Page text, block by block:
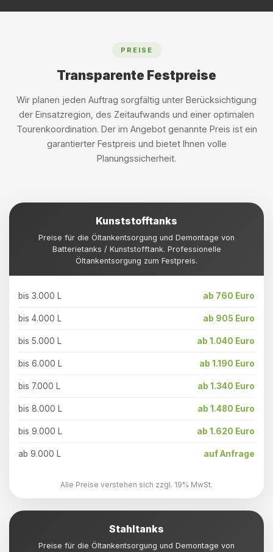
PREISE
Transparente Festpreise
Wir planen jeden Auftrag sorgfältig unter Berücksichtigung
der Einsatzregion, des Zeitaufwands und einer optimalen
Tourenkoordination. Der im Angebot genannte Preis ist ein
garantierter Festpreis und bietet Ihnen volle
Planungssicherheit.
Kunststofftanks
Preise für die Öltankentsorgung und Demontage von
Batterietanks / Kunststofftank. Professionelle
Öltankentsorgung zum Festpreis.
bis 3.000 L ab 760 Euro
bis 4.000 L ab 905 Euro
bis 5.000 L ab 1.040 Euro
bis 6.000 L ab 1.190 Euro
bis 7.000 L ab 1.340 Euro
bis 8.000 L ab 1.480 Euro
bis 9.000 L ab 1.620 Euro
ab 9.000 L auf Anfrage
Alle Preise verstehen sich zzgl. 19% MwSt.
Stahltanks
Preise für die Öltankentsorgung und Demontage von